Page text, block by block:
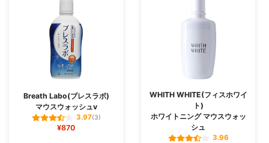
Breath Labo(ブレスラボ)
マウスウォッシュv
3.97(3)
¥870
WHITH WHITE(フィスホワイ
ト)
ホワイトニング マウスウォッ
シュ
3.96